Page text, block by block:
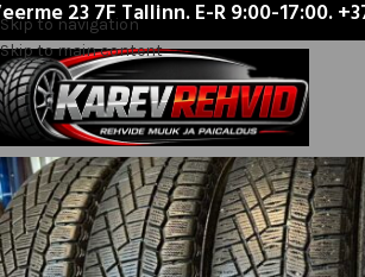
Skip to navigation
Skip to main content
23 7F Tallinn. E-R 9:00-17:00.
Esileht/Product Rehvitüüp/Lamell